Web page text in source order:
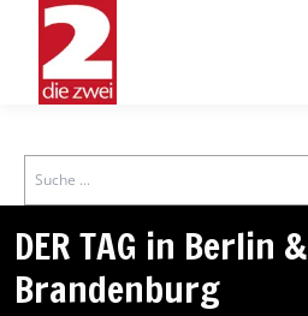
Search
DER TAG in Berlin &
Brandenburg